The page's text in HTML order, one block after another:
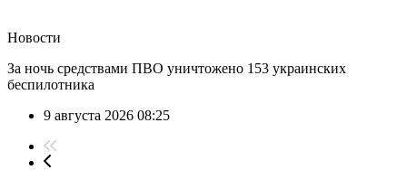
Новости
За ночь средствами ПВО уничтожено 153 украинских
беспилотника
9 августа 2026 08:25